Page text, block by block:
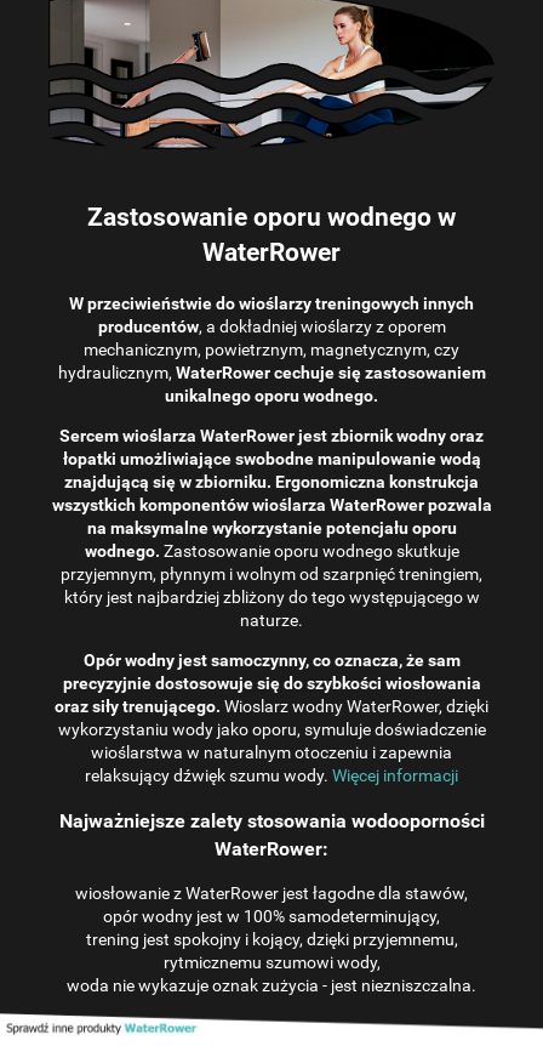
Zastosowanie oporu wodnego w
WaterRower
W przeciwieństwie do wioślarzy treningowych innych
producentów, a dokładniej wioślarzy z oporem
mechanicznym, powietrznym, magnetycznym, czy
hydraulicznym, WaterRower cechuje się zastosowaniem
unikalnego oporu wodnego.
Sercem wioślarza WaterRower jest zbiornik wodny oraz
łopatki umożliwiające swobodne manipulowanie wodą
znajdującą się w zbiorniku. Ergonomiczna konstrukcja
wszystkich komponentów wioślarza WaterRower pozwala
na maksymalne wykorzystanie potencjału oporu
wodnego. Zastosowanie oporu wodnego skutkuje
przyjemnym, płynnym i wolnym od szarpnięć treningiem,
który jest najbardziej zbliżony do tego występującego w
naturze.
Opór wodny jest samoczynny, co oznacza, że ​​sam
precyzyjnie dostosowuje się do szybkości wiosłowania
oraz siły trenującego. Wioslarz wodny WaterRower, dzięki
wykorzystaniu wody jako oporu, symuluje doświadczenie
wioślarstwa w naturalnym otoczeniu i zapewnia
relaksujący dźwięk szumu wody. Więcej informacji
Najważniejsze zalety stosowania wodooporności
WaterRower:
wiosłowanie z WaterRower jest łagodne dla stawów,
opór wodny jest w 100% samodeterminujący,
trening jest spokojny i kojący, dzięki przyjemnemu,
rytmicznemu szumowi wody,
woda nie wykazuje oznak zużycia - jest niezniszczalna.